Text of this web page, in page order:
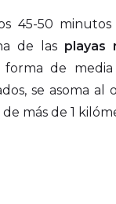
45-50
de las playas
forma de
se asoma al
más de 1